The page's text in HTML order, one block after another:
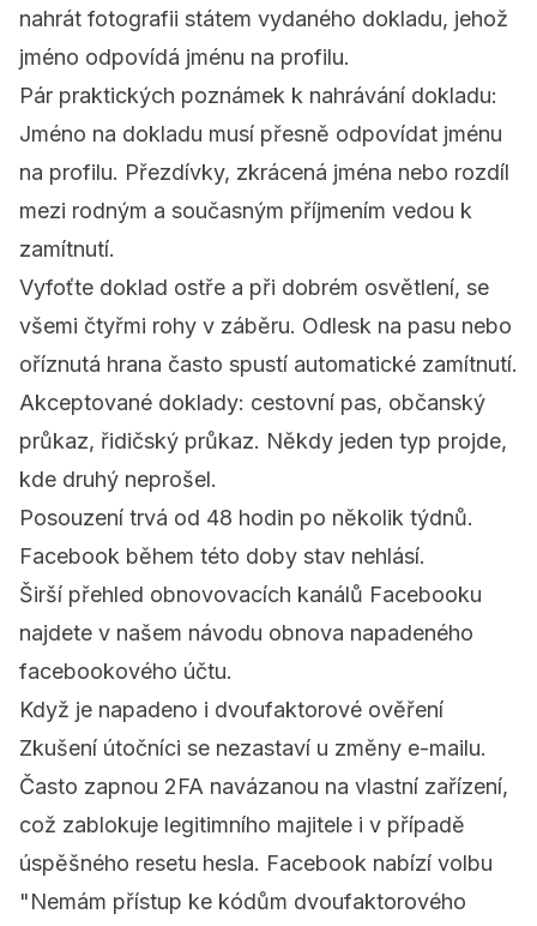
nahrát fotografii státem vydaného dokladu, jehož
jméno odpovídá jménu na profilu.
Pár praktických poznámek k nahrávání dokladu:
Jméno na dokladu musí přesně odpovídat jménu
na profilu. Přezdívky, zkrácená jména nebo rozdíl
mezi rodným a současným příjmením vedou k
zamítnutí.
Vyfoťte doklad ostře a při dobrém osvětlení, se
všemi čtyřmi rohy v záběru. Odlesk na pasu nebo
oříznutá hrana často spustí automatické zamítnutí.
Akceptované doklady: cestovní pas, občanský
průkaz, řidičský průkaz. Někdy jeden typ projde,
kde druhý neprošel.
Posouzení trvá od 48 hodin po několik týdnů.
Facebook během této doby stav nehlásí.
Širší přehled obnovovacích kanálů Facebooku
najdete v našem návodu obnova napadeného
facebookového účtu.
Když je napadeno i dvoufaktorové ověření
Zkušení útočníci se nezastaví u změny e-mailu.
Často zapnou 2FA navázanou na vlastní zařízení,
což zablokuje legitimního majitele i v případě
úspěšného resetu hesla. Facebook nabízí volbu
"Nemám přístup ke kódům dvoufaktorového